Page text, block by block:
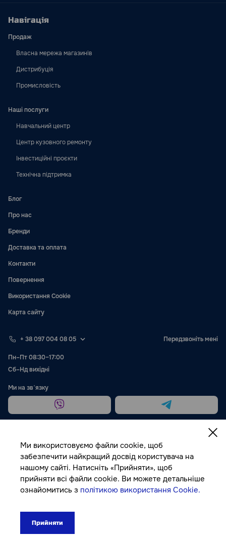
Навігація
Продаж
Власна мережа магазинів
Дистрибуція
Промисловість
Наші послуги
Навчальний центр
Центр кузовного ремонту
Інвестиційні проєкти
Технічна підтримка
Блог
Про нас
Бренди
Доставка та оплата
Контакти
Повернення
Використання Cookie
Карта сайту
+ 38 097 004 08 05 Передзвоніть мені
Пн–Пт 08:30–17:00
Сб–Нд вихідні
Ми на звʼязку
© Autocolor, 2026
Публічна оферта
Ми використовуємо файли cookie, щоб
забезпечити найкращий досвід користувача на
нашому сайті. Натисніть «Прийняти», щоб
прийняти всі файли cookie. Ви можете детальніше
ознайомитись з політикою використання Cookie.
Прийняти